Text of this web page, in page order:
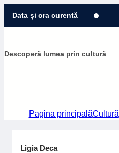
Data și ora curentă
Descoperă lumea prin cultură
Pagina principalăCultură
Ligia Deca